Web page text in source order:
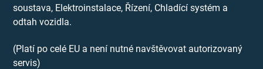
soustava, Elektroinstalace, Řízení, Chladící systém a
odtah vozidla.
(Platí po celé EU a není nutné navštěvovat autorizovaný
servis)